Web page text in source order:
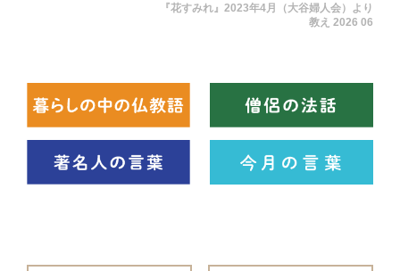
『花すみれ』2023年4月（大谷婦人会）より
教え 2026 06